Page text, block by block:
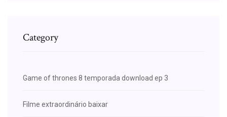
Category
Game of thrones 8 temporada download ep 3
Filme extraordinário baixar